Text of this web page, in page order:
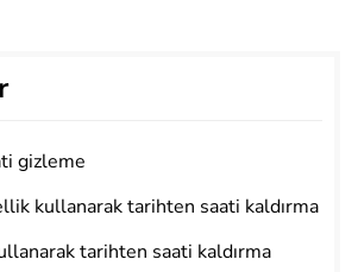
gizleme
kullanarak tarihten saati kaldırma
tarihten saati kaldırma